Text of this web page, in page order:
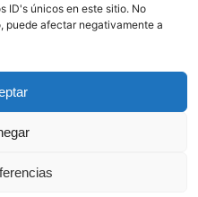
ID's únicos en este sitio. No
puede afectar negativamente a
Política de cookies
Javier Ripoll